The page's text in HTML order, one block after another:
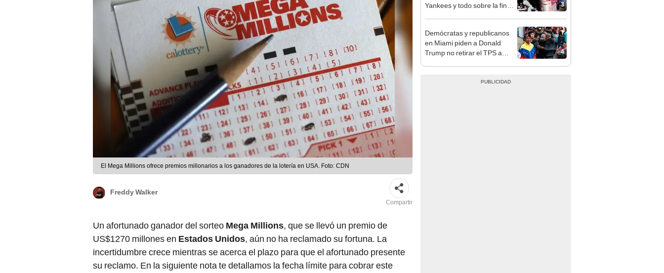
El Mega Millions ofrece premios millonarios a los ganadores de la lotería en USA. Foto: CDN
Freddy Walker
Compartir
Un afortunado ganador del sorteo Mega Millions, que se llevó un premio de
US$1270 millones en Estados Unidos, aún no ha reclamado su fortuna. La
incertidumbre crece mientras se acerca el plazo para que el afortunado presente
su reclamo. En la siguiente nota te detallamos la fecha límite para cobrar este
3
Yankees y todo sobre la final
4
Demócratas y republicanos
en Miami piden a Donald
Trump no retirar el TPS a